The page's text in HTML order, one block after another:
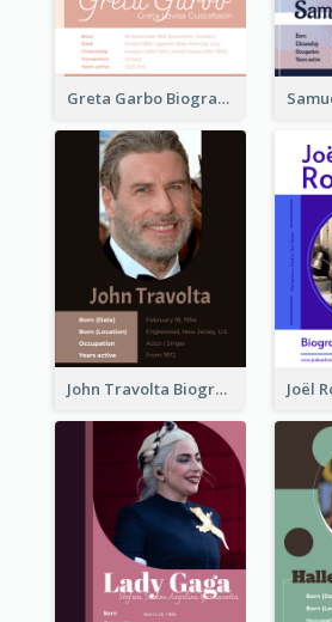
Greta Garbo Biography
John Travolta Biography